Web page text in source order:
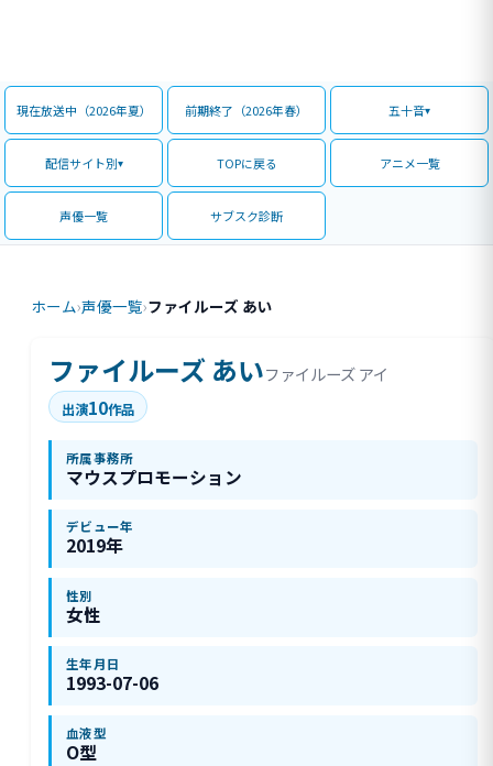
現在放送中（2026年夏） 前期終了（2026年春） 五十音
配信サイト別 TOPに戻る アニメ一覧
声優一覧 サブスク診断
ホーム›声優一覧›ファイルーズ あい
ファイルーズ あいファイルーズ アイ
出演10作品
所属事務所
マウスプロモーション
デビュー年
2019年
性別
女性
生年月日
1993-07-06
血液型
O型